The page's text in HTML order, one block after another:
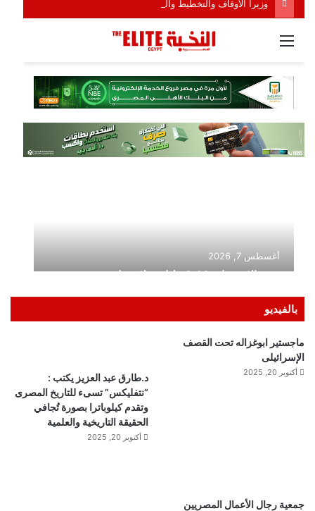
بالفيديو
ماجستير ابوغزاله تحت القصف
الإسرائيلى
أكتوبر 20, 2025
د.طارق عبد العزيز يكتب :
“نتفليكس” تسىء للتاريخ المصرى
وتقدم كيلوباترا بصورة تُجافي
الحقيقة التاريخية والعلمية
أكتوبر 20, 2025
جمعية رجال الأعمال المصريين